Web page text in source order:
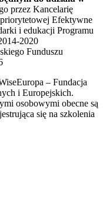
przez Kancelarię
Efektywne
i edukacji Programu
2020
Funduszu
– Fundacja
i Europejskich.
osobowymi obecne są
się na szkolenia